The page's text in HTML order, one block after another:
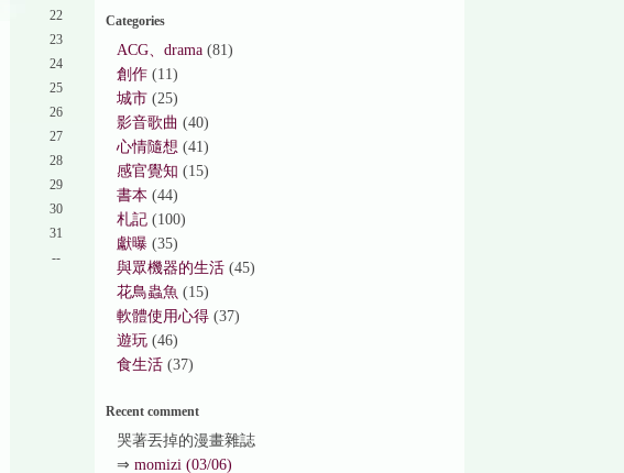
22
23
24
25
26
27
28
29
30
31
--
Categories
ACG、drama (81)
創作 (11)
城市 (25)
影音歌曲 (40)
心情隨想 (41)
感官覺知 (15)
書本 (44)
札記 (100)
獻曝 (35)
與眾機器的生活 (45)
花鳥蟲魚 (15)
軟體使用心得 (37)
遊玩 (46)
食生活 (37)
Recent comment
哭著丟掉的漫畫雜誌
⇒momizi (03/06)